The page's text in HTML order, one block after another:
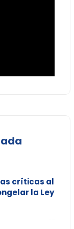
críticas al
la Ley